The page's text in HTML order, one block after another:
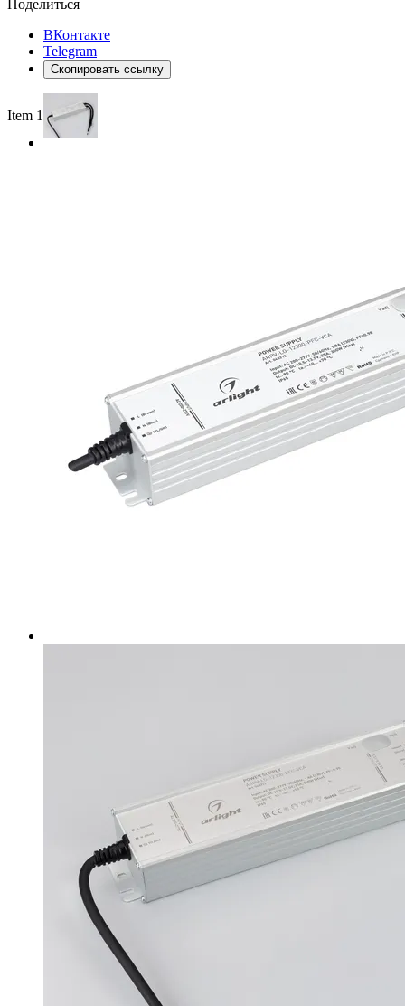
Поделиться
ВКонтакте
Telegram
Скопировать ссылку
Item 1 of 2